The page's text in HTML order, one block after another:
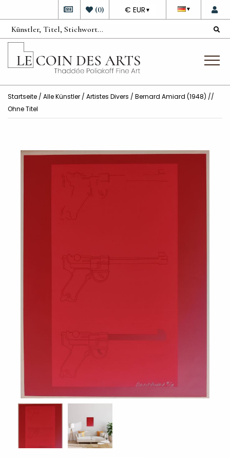
▼
DEVISE
€ EUR ▼
(0)
Startseite / Alle Künstler / Artistes Divers / Bernard Amiard (1948) //
Ohne Titel